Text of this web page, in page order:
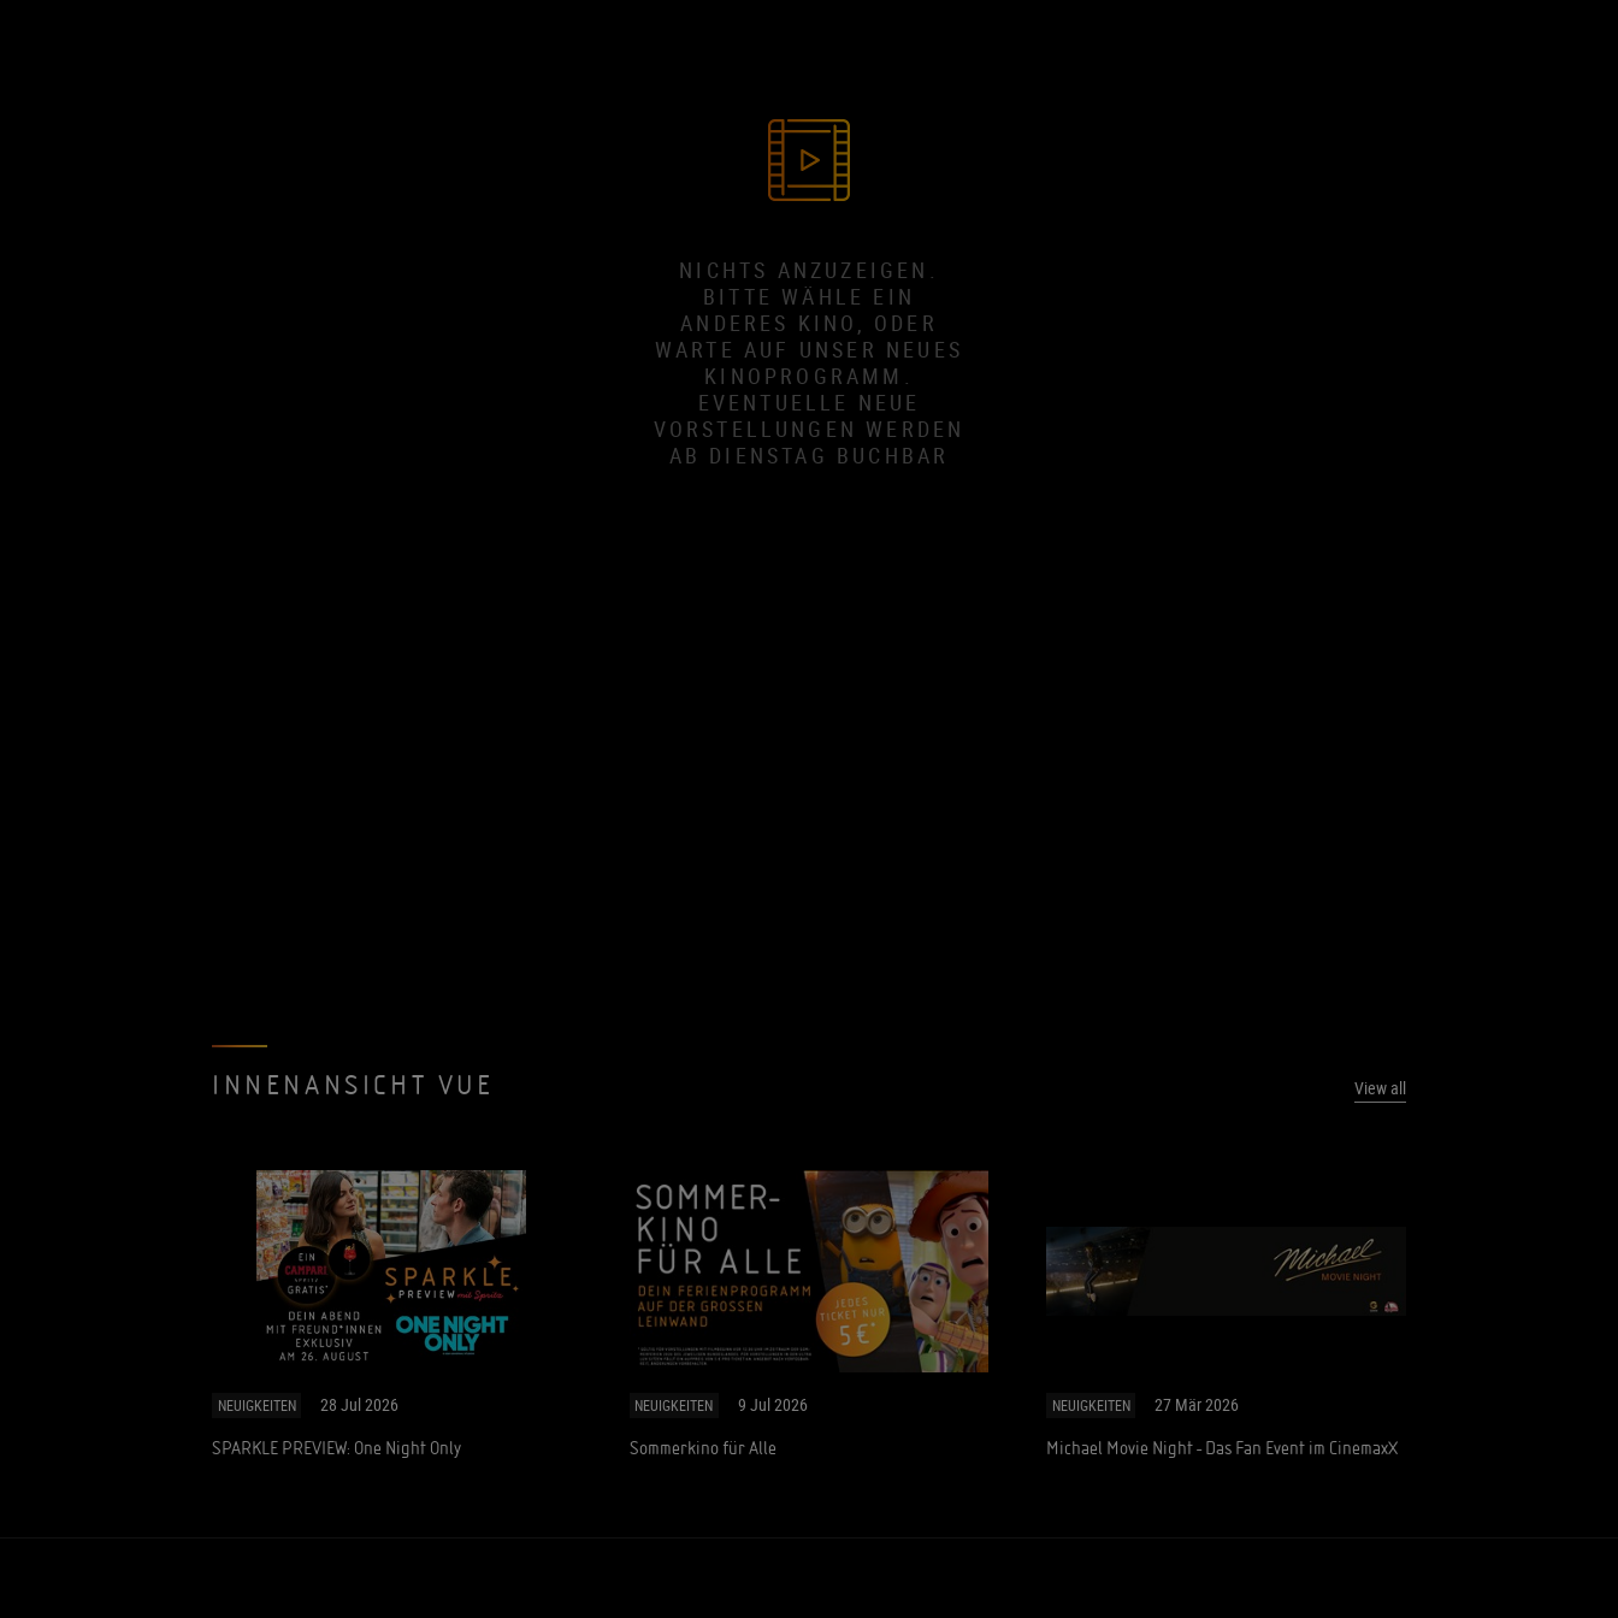
NICHTS ANZUZEIGEN.
BITTE WÄHLE EIN
ANDERES KINO, ODER
WARTE AUF UNSER NEUES
KINOPROGRAMM.
EVENTUELLE NEUE
VORSTELLUNGEN WERDEN
AB DIENSTAG BUCHBAR
INNENANSICHT VUE View all
NEUIGKEITEN 28 Jul 2026
SPARKLE PREVIEW: One Night Only
NEUIGKEITEN 9 Jul 2026
Sommerkino für Alle
NEUIGKEITEN 27 Mär 2026
Michael Movie Night - Das Fan Event im CinemaxX